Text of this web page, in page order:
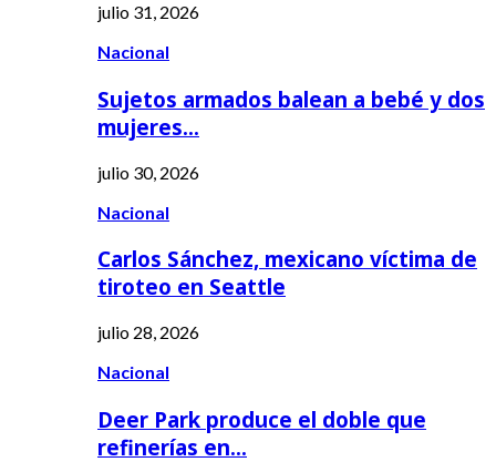
julio 31, 2026
Nacional
Sujetos armados balean a bebé y dos
mujeres…
julio 30, 2026
Nacional
Carlos Sánchez, mexicano víctima de
tiroteo en Seattle
julio 28, 2026
Nacional
Deer Park produce el doble que
refinerías en…